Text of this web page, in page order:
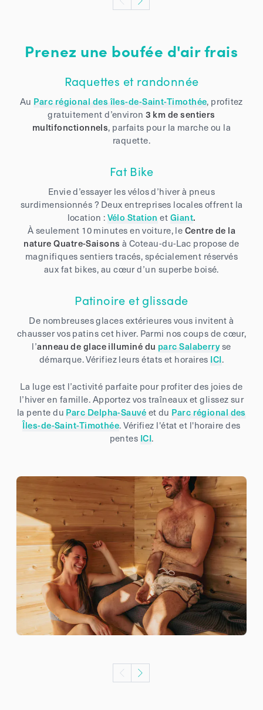
Prenez une boufée d'air frais
Raquettes et randonnée
Au Parc régional des îles-de-Saint-Timothée, profitez
gratuitement d’environ 3 km de sentiers
multifonctionnels, parfaits pour la marche ou la
raquette.
Fat Bike
Envie d’essayer les vélos d’hiver à pneus
surdimensionnés ? Deux entreprises locales offrent la
location :Vélo Station etGiant.
À seulement 10 minutes en voiture, leCentre de la
nature Quatre-Saisons à Coteau-du-Lac propose de
magnifiques sentiers tracés, spécialement réservés
aux fat bikes, au cœur d’un superbe boisé.
Patinoire et glissade
De nombreuses glaces extérieures vous invitent à
chausser vos patins cet hiver. Parmi nos coups de cœur,
l’anneau de glace illuminé du parc Salaberryse
démarque. Vérifiez leurs états et horaires ICI.
La luge est l’activité parfaite pour profiter des joies de
l’hiver en famille. Apportez vos traîneaux et glissez sur
la pente du Parc Delpha-Sauvéet du Parc régional des
Îles-de-Saint-Timothée. Vérifiez l'état et l'horaire des
pentes ICI.